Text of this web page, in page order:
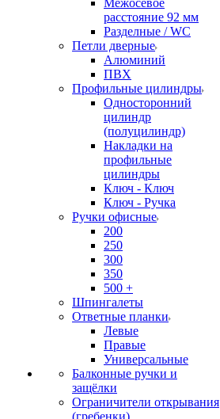
Межосевое
расстояние 92 мм
Разделные / WC
Петли дверные
Алюминий
ПВХ
Профильные цилиндры
Односторонний
цилиндр
(полуцилиндр)
Накладки на
профильные
цилиндры
Ключ - Ключ
Ключ - Ручка
Ручки офисные
200
250
300
350
500 +
Шпингалеты
Ответные планки
Левые
Правые
Универсальные
Балконные ручки и
защёлки
Ограничители открывания
(гребенки)